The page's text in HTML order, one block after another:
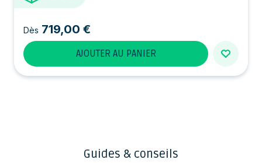
Dès 719,00 €
AJOUTER AU PANIER
Guides & conseils